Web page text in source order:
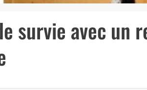
survie avec un